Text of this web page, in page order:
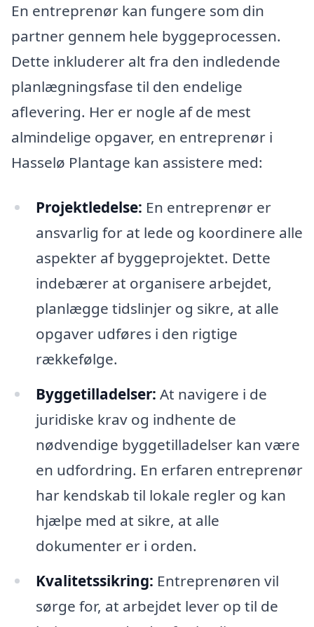
En entreprenør kan fungere som din
partner gennem hele byggeprocessen.
Dette inkluderer alt fra den indledende
planlægningsfase til den endelige
aflevering. Her er nogle af de mest
almindelige opgaver, en entreprenør i
Hasselø Plantage kan assistere med:
Projektledelse: En entreprenør er
ansvarlig for at lede og koordinere alle
aspekter af byggeprojektet. Dette
indebærer at organisere arbejdet,
planlægge tidslinjer og sikre, at alle
opgaver udføres i den rigtige
rækkefølge.
Byggetilladelser: At navigere i de
juridiske krav og indhente de
nødvendige byggetilladelser kan være
en udfordring. En erfaren entreprenør
har kendskab til lokale regler og kan
hjælpe med at sikre, at alle
dokumenter er i orden.
Kvalitetssikring: Entreprenøren vil
sørge for, at arbejdet lever op til de